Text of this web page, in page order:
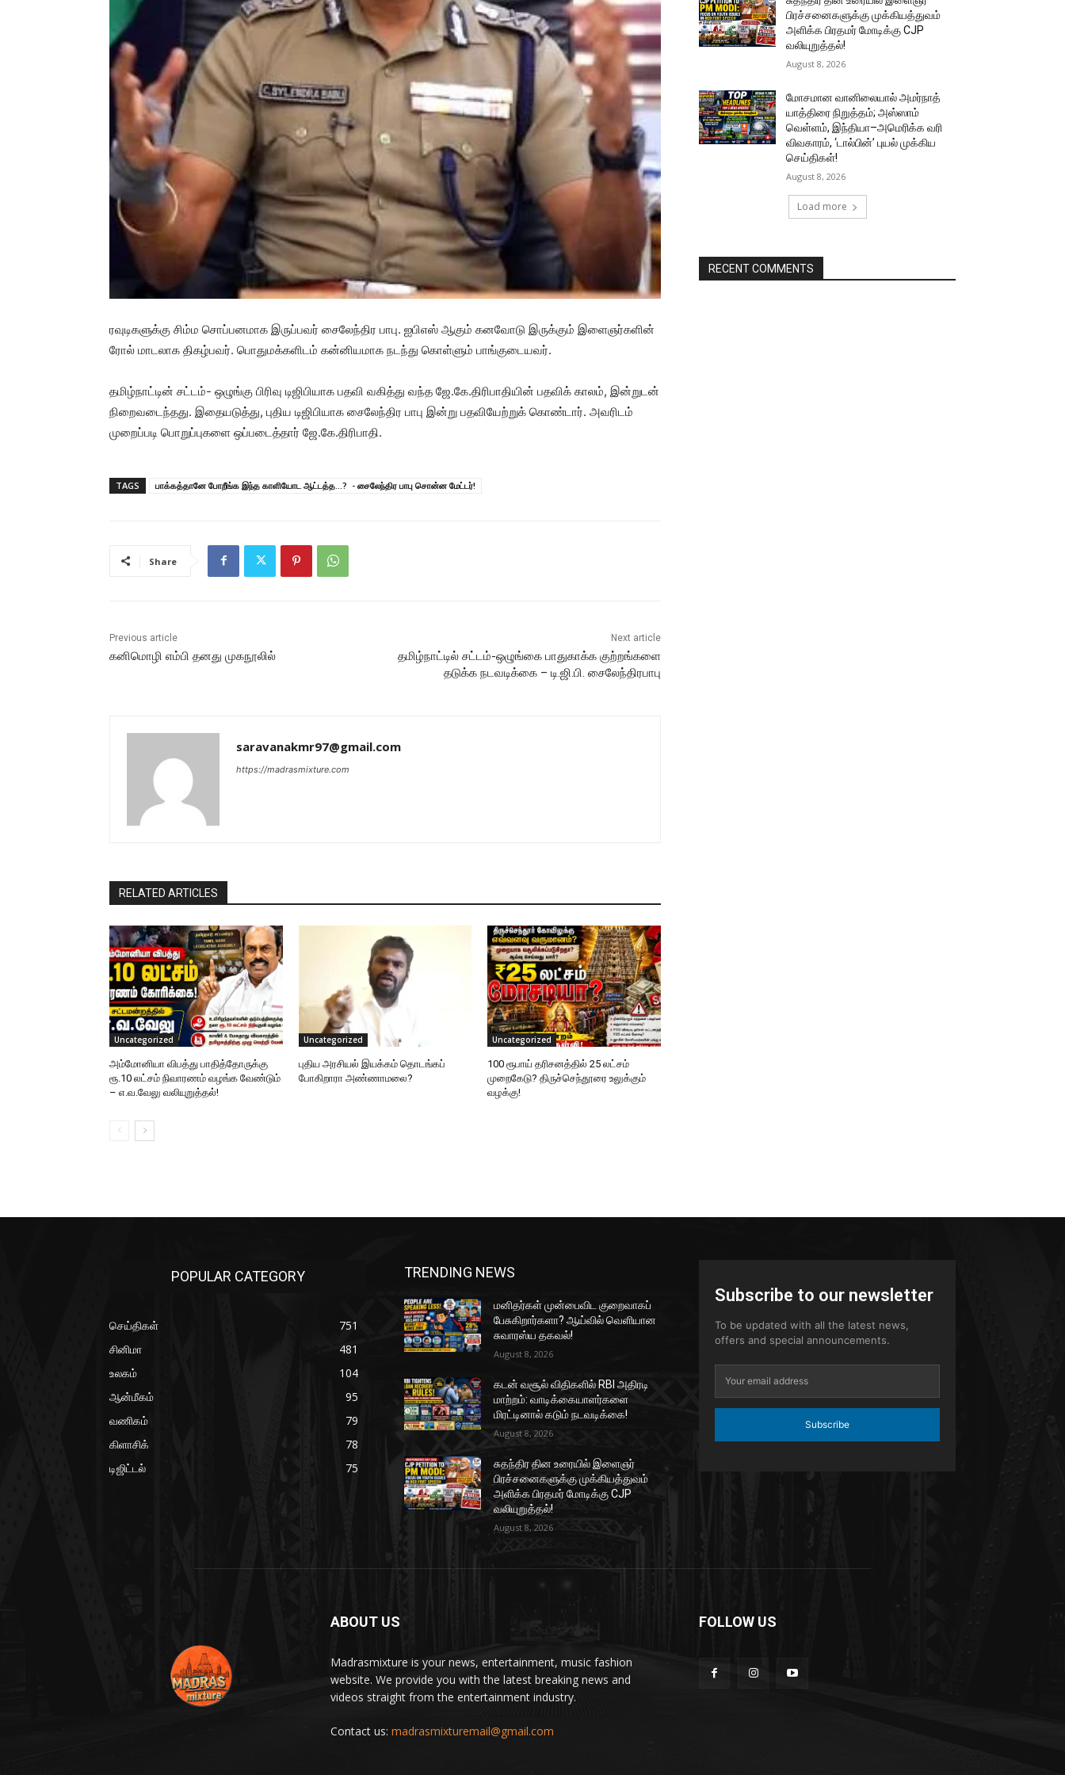
ரவுடிகளுக்கு சிம்ம சொப்பனமாக இருப்பவர் சைலேந்திர பாபு. ஐபிஎஸ் ஆகும் கனவோடு இருக்கும் இளைஞர்களின்
ரோல் மாடலாக திகழ்பவர். பொதுமக்களிடம் கன்னியமாக நடந்து கொள்ளும் பாங்குடையவர்.
தமிழ்நாட்டின் சட்டம்- ஒழுங்கு பிரிவு டிஜிபியாக பதவி வகித்து வந்த ஜே.கே.திரிபாதியின் பதவிக் காலம், இன்றுடன்
நிறைவடைந்தது. இதையடுத்து, புதிய டிஜிபியாக சைலேந்திர பாபு இன்று பதவியேற்றுக் கொண்டார். அவரிடம்
முறைப்படி பொறுப்புகளை ஒப்படைத்தார் ஜே.கே.திரிபாதி.
TAGS பாக்கத்தானே போறீங்க இந்த காளியோட ஆட்டத்த...? - சைலேந்திர பாபு சொன்ன மேட்டர்!
Share
Previous article
கனிமொழி எம்பி தனது முகநூலில்
Next article
தமிழ்நாட்டில் சட்டம்-ஒழுங்கை பாதுகாக்க குற்றங்களை
தடுக்க நடவடிக்கை – டி.ஜி.பி. சைலேந்திரபாபு
saravanakmr97@gmail.com
https://madrasmixture.com
RELATED ARTICLES
Uncategorized
அம்மோனியா விபத்து பாதித்தோருக்கு
ரூ.10 லட்சம் நிவாரணம் வழங்க வேண்டும்
– எ.வ.வேலு வலியுறுத்தல்!
Uncategorized
புதிய அரசியல் இயக்கம் தொடங்கப்
போகிறாரா அண்ணாமலை?
Uncategorized
100 ரூபாய் தரிசனத்தில் 25 லட்சம்
முறைகேடு? திருச்செந்தூரை உலுக்கும்
வழக்கு!
பிரச்சனைகளுக்கு முக்கியத்துவம்
அளிக்க பிரதமர் மோடிக்கு CJP
வலியுறுத்தல்!
August 8, 2026
மோசமான வானிலையால் அமர்நாத்
யாத்திரை நிறுத்தம்; அஸ்ஸாம்
வெள்ளம், இந்தியா–அமெரிக்க வரி
விவகாரம், ‘டால்பின்’ புயல் முக்கிய
செய்திகள்!
August 8, 2026
Load more
RECENT COMMENTS
POPULAR CATEGORY
செய்திகள்
751
சினிமா
481
உலகம்
104
ஆன்மீகம்
95
வணிகம்
79
கிளாசிக்
78
டிஜிட்டல்
75
TRENDING NEWS
மனிதர்கள் முன்பைவிட குறைவாகப்
பேசுகிறார்களா? ஆய்வில் வெளியான
சுவாரஸ்ய தகவல்!
August 8, 2026
கடன் வசூல் விதிகளில் RBI அதிரடி
மாற்றம்: வாடிக்கையாளர்களை
மிரட்டினால் கடும் நடவடிக்கை!
August 8, 2026
சுதந்திர தின உரையில் இளைஞர்
பிரச்சனைகளுக்கு முக்கியத்துவம்
அளிக்க பிரதமர் மோடிக்கு CJP
வலியுறுத்தல்!
August 8, 2026
Subscribe to our newsletter
To be updated with all the latest news,
offers and special announcements.
Subscribe
ABOUT US
Madrasmixture is your news, entertainment, music fashion
website. We provide you with the latest breaking news and
videos straight from the entertainment industry.
Contact us: madrasmixturemail@gmail.com
FOLLOW US